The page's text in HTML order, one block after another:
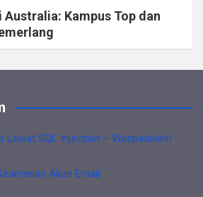
Kampus Top dan
Lewat SQL Injection – Waspadalah!
Akun Email